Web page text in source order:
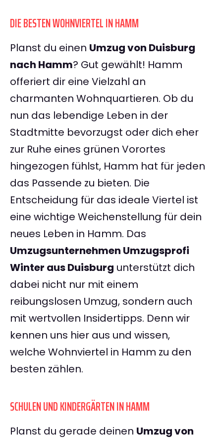
DIE BESTEN WOHNVIERTEL IN HAMM
Planst du einen Umzug von Duisburg
nach Hamm? Gut gewählt! Hamm
offeriert dir eine Vielzahl an
charmanten Wohnquartieren. Ob du
nun das lebendige Leben in der
Stadtmitte bevorzugst oder dich eher
zur Ruhe eines grünen Vorortes
hingezogen fühlst, Hamm hat für jeden
das Passende zu bieten. Die
Entscheidung für das ideale Viertel ist
eine wichtige Weichenstellung für dein
neues Leben in Hamm. Das
Umzugsunternehmen Umzugsprofi
Winter aus Duisburg unterstützt dich
dabei nicht nur mit einem
reibungslosen Umzug, sondern auch
mit wertvollen Insidertipps. Denn wir
kennen uns hier aus und wissen,
welche Wohnviertel in Hamm zu den
besten zählen.
SCHULEN UND KINDERGÄRTEN IN HAMM
Planst du gerade deinen Umzug von